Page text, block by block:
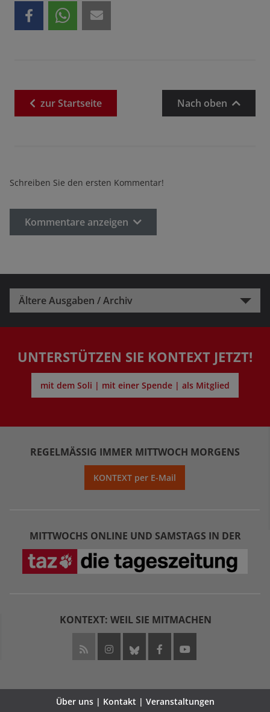
zurStartseite Nach oben
Schreiben Sie den ersten Kommentar!
Kommentare anzeigen
Ältere Ausgaben / Archiv
UNTERSTÜTZEN SIE KONTEXT JETZT!
mit dem Soli | mit einer Spende | als Mitglied
REGELMÄSSIG IMMER MITTWOCH MORGENS
KONTEXT per E-Mail
MITTWOCHS ONLINE UND SAMSTAGS IN DER
KONTEXT: WEIL SIE MITMACHEN
Über uns | Kontakt | Veranstaltungen